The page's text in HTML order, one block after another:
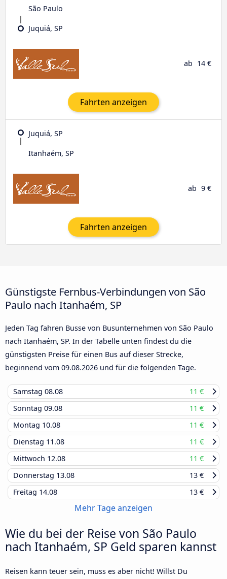
São Paulo
Juquiá, SP
ab 14 €
Fahrten anzeigen
Juquiá, SP
Itanhaém, SP
ab 9 €
Fahrten anzeigen
Günstigste Fernbus-Verbindungen von São
Paulo nach Itanhaém, SP
Jeden Tag fahren Busse von Busunternehmen von São Paulo
nach Itanhaém, SP. In der Tabelle unten findest du die
günstigsten Preise für einen Bus auf dieser Strecke,
beginnend vom 09.08.2026 und für die folgenden Tage.
Samstag 08.08
11 €
Sonntag 09.08
11 €
Montag 10.08
11 €
Dienstag 11.08
11 €
Mittwoch 12.08
11 €
Donnerstag 13.08
13 €
Freitag 14.08 13 €
Mehr Tage anzeigen
Wie du bei der Reise von São Paulo
nach Itanhaém, SP Geld sparen kannst
Reisen kann teuer sein, muss es aber nicht! Willst Du